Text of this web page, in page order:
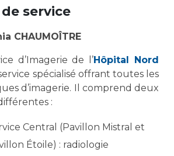
service
CHAUMOÎTRE
d’Imagerie de l’Hôpital Nord
spécialisé offrant toutes les
d’imagerie. Il comprend deux
:
Central (Pavillon Mistral et
Étoile) : radiologie